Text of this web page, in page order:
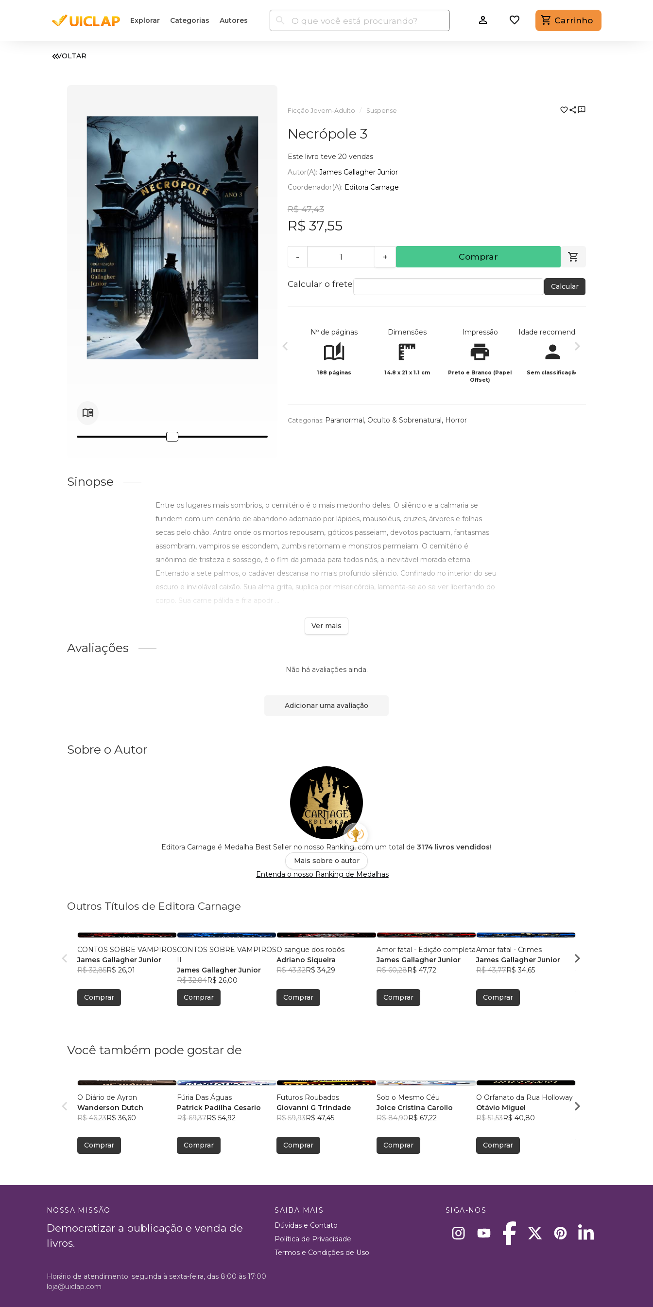
Explorar Categorias Autores Carrinho
VOLTAR
Ficção Jovem-Adulto Suspense
Necrópole 3
Este livro teve 20 vendas
Autor(a): James Gallagher Junior
Coordenador(a): Editora Carnage
R$ 47,43
R$ 37,55
- + Comprar
Calcular o frete Calcular
Nº de páginas
188 páginas
Dimensões
14.8 x 21 x 1.1 cm
Impressão
Preto e Branco (Papel
Offset)
Idade recomendada
Sem classificação
Categorias: Paranormal, Oculto & Sobrenatural, Horror
Sinopse
Entre os lugares mais sombrios, o cemitério é o mais medonho deles. O silêncio e a calmaria se
fundem com um cenário de abandono adornado por lápides, mausoléus, cruzes, árvores e folhas
secas pelo chão. Antro onde os mortos repousam, góticos passeiam, devotos pactuam, fantasmas
assombram, vampiros se escondem, zumbis retornam e monstros permeiam. O cemitério é
sinônimo de tristeza e sossego, é o fim da jornada para todos nós, a inevitável morada eterna.
Enterrado a sete palmos, o cadáver descansa no mais profundo silêncio. Confinado no interior do seu
escuro e inviolável caixão. Sua alma grita, suplica por misericórdia, lamenta-se ao se ver libertando do
corpo. Sua carne pálida e fria apodr ...
Ver mais
Avaliações
Não há avaliações ainda.
Adicionar uma avaliação
Sobre o Autor
Editora Carnage é Medalha Best Seller no nosso Ranking, com um total de 3174 livros vendidos!
Mais sobre o autor
Entenda o nosso Ranking de Medalhas
Outros Títulos de Editora Carnage
CONTOS SOBRE VAMPIROS
James Gallagher Junior
R$ 32,85R$ 26,01
Comprar
CONTOS SOBRE VAMPIROS
II
James Gallagher Junior
R$ 32,84R$ 26,00
Comprar
O sangue dos robôs
Adriano Siqueira
R$ 43,32R$ 34,29
Comprar
Amor fatal - Edição completa
James Gallagher Junior
R$ 60,28R$ 47,72
Comprar
Amor fatal - Crimes
James Gallagher Junior
R$ 43,77R$ 34,65
Comprar
James Gallagher
Você também pode gostar de
O Diário de Ayron
Wanderson Dutch
R$ 46,23R$ 36,60
Comprar
Fúria Das Águas
Patrick Padilha Cesario
R$ 69,37R$ 54,92
Comprar
Futuros Roubados
Giovanni G Trindade
R$ 59,93R$ 47,45
Comprar
Sob o Mesmo Céu
Joice Cristina Carollo
R$ 84,90R$ 67,22
Comprar
O Orfanato da Rua Holloway
Otávio Miguel
R$ 51,53R$ 40,80
Comprar
Paulo H. Vailati
NOSSA MISSÃO
Democratizar a publicação e venda de
livros.
SAIBA MAIS
Dúvidas e Contato
Política de Privacidade
Termos e Condições de Uso
SIGA-NOS
Horário de atendimento: segunda à sexta-feira, das 8:00 às 17:00
loja@uiclap.com